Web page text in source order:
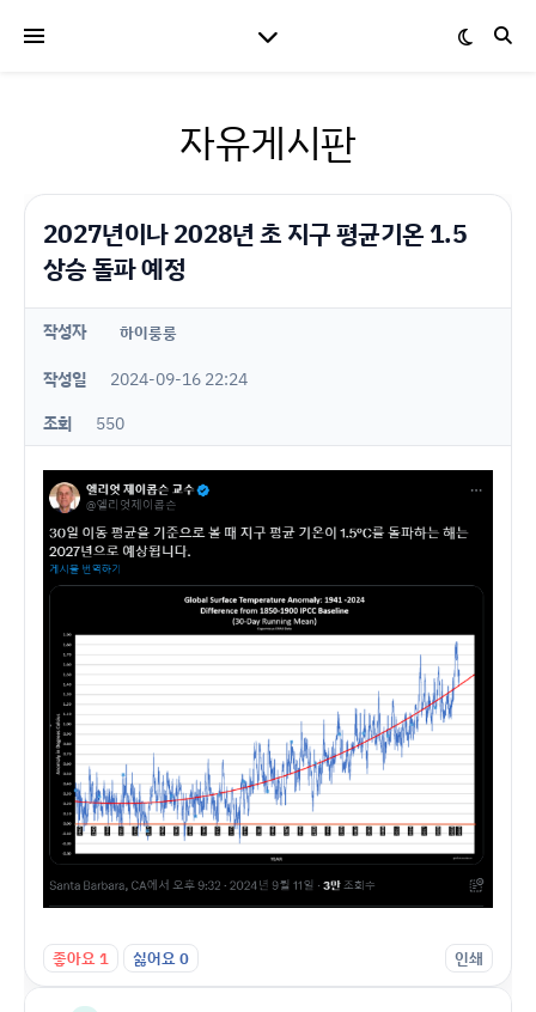
자유게시판
2027년이나 2028년 초 지구 평균기온 1.5
상승 돌파 예정
작성자 하이룽룽
작성일
2024-09-16 22:24
조회
550
좋아요1 싫어요0 인쇄